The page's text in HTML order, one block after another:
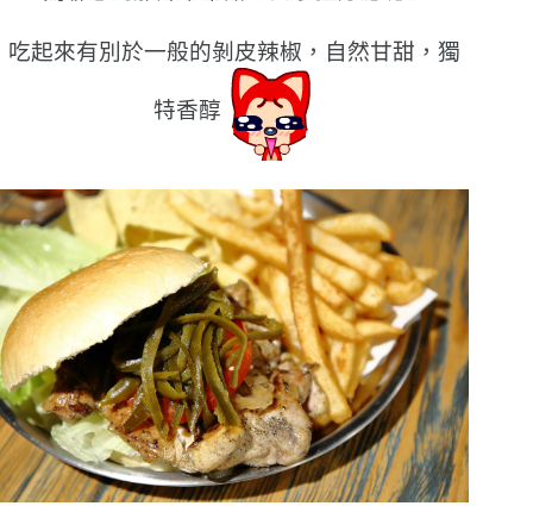
吃起來有別於一般的剝皮辣椒，自然甘甜，獨
特香醇